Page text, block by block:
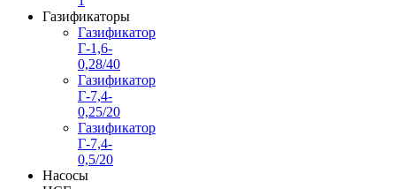
Газификаторы
Газификатор
Г-1,6-
0,28/40
Газификатор
Г-7,4-
0,25/20
Газификатор
Г-7,4-
0,5/20
Насосы